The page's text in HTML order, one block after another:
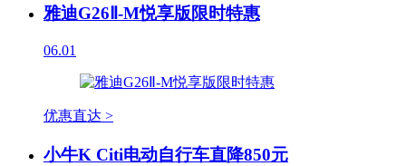
雅迪G26Ⅱ-M悦享版限时特惠
06.01
优惠直达 >
小牛K Citi电动自行车直降850元